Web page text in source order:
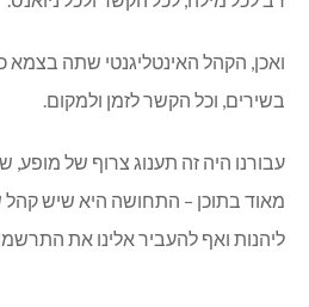
ואכן, הקהל האינטליגנטי שתה בצמא
בשירים, וכל הקשר לזמן ולמקום.
עבורנו היה זה תענוג צרוף של
מאוד בתוכן – התחושה היא שיש קהל
ליהנות ואף להעביר אלינו את